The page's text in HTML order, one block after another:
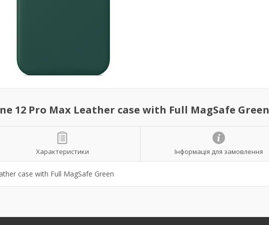
12 Pro Max Leather case with Full MagSafe Green
Характеристики Інформація для замовлення
case with Full MagSafe Green